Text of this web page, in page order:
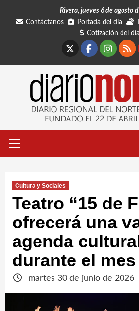
Rivera, jueves 6 de agosto
Contáctanos
Portada del día
Cotización del día
primario
Cultura y Sociales
Teatro “15 de
ofrecerá una
agenda
durante el
martes 30 de junio de 2026